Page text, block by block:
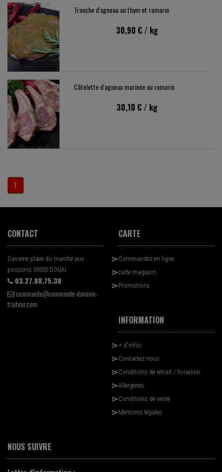
Tranche d'agneau au thym et romarin
30,90 €/ kg
Côtelette d'agneau marinée au romarin
30,10 €/ kg
1
CONTACT
Davaine place du marché aux
poissons 59500 DOUAI
03.27.88.75.38
commande@commande-davaine-
traiteur.com
CARTE
Commandez en ligne
carte magasin
Promotions
INFORMATION
+ d'infos
Contactez nous
Conditions de retrait / livraison
Allergènes
Conditions de vente
Mentions légales
NOUS SUIVRE